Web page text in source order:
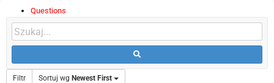
Questions
Filtr Sortuj wg Newest First